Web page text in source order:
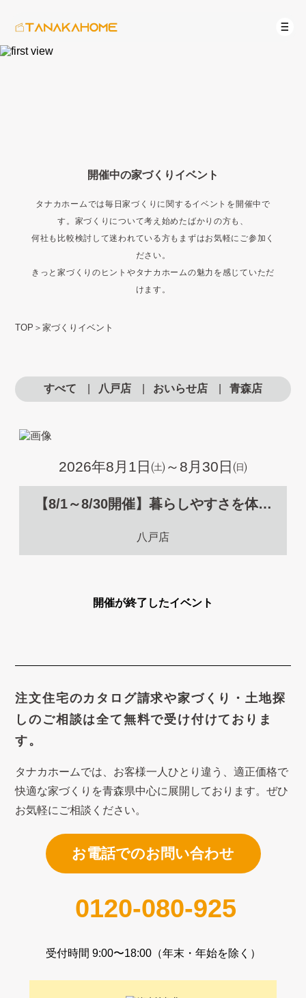
開催中の家づくりイベント
タナカホームでは毎日家づくりに関するイベントを開催中で
す。家づくりについて考え始めたばかりの方も、
何社も比較検討して迷われている方もまずはお気軽にご参加く
ださい。
きっと家づくりのヒントやタナカホームの魅力を感じていただ
けます。
TOP ＞家づくりイベント
すべて 八戸店 おいらせ店 青森店
2026年8月1日㈯～8月30日㈰
【8/1～8/30開催】暮らしやすさを体感
八戸店
開催が終了したイベント
注文住宅のカタログ請求や家づくり・土地探
しのご相談は全て無料で受け付けておりま
す。
タナカホームでは、お客様一人ひとり違う、適正価格で
快適な家づくり を青森県中心に展開しております。ぜひ
お気軽にご相談ください。
お電話でのお問い合わせ
0120-080-925
受付時間 9:00〜18:00（年末・年始を除く）